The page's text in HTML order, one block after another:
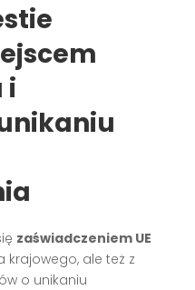
i
zaświadczeniem UE
krajowego, ale też z
o unikaniu